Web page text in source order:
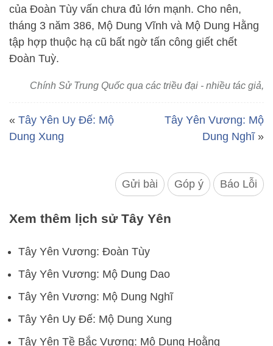
của Đoàn Tùy vấn chưa đủ lớn mạnh. Cho nên,
tháng 3 năm 386, Mộ Dung Vĩnh và Mộ Dung Hằng
tập hợp thuộc hạ cũ bất ngờ tấn công giết chết
Đoàn Tuỳ.
Chính Sử Trung Quốc qua các triều đại - nhiều tác giả,
« Tây Yên Uy Đế: Mộ
Dung Xung
Tây Yên Vương: Mộ
Dung Nghĩ»
Gửi bài Góp ý Báo Lỗi
Xem thêm lịch sử Tây Yên
Tây Yên Vương: Đoàn Tùy
Tây Yên Vương: Mộ Dung Dao
Tây Yên Vương: Mộ Dung Nghĩ
Tây Yên Uy Đế: Mộ Dung Xung
Tây Yên Tề Bắc Vương: Mộ Dung Hoằng